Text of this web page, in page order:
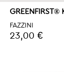
GREENFIRST®
FAZZINI
23,00 €